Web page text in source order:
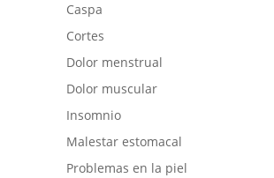
Caspa
Cortes
Dolor menstrual
Dolor muscular
Insomnio
Malestar estomacal
Problemas en la piel